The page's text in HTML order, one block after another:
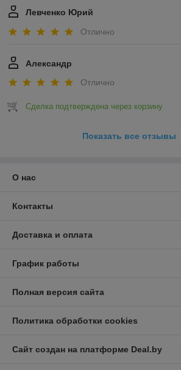
Левченко Юрий
Отлично
Александр
Отлично
Сделка подтверждена через корзину
Показать все отзывы
О нас
Контакты
Доставка и оплата
График работы
Полная версия сайта
Политика обработки cookies
Сайт создан на платформе Deal.by